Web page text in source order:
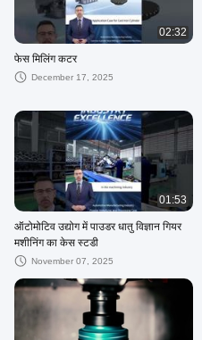
02:32
फेस मिलिंग कटर
December 17, 2025
01:53
ऑटोमोटिव उद्योग में पाउडर धातु विज्ञान गियर
मशीनिंग का केस स्टडी
November 07, 2025